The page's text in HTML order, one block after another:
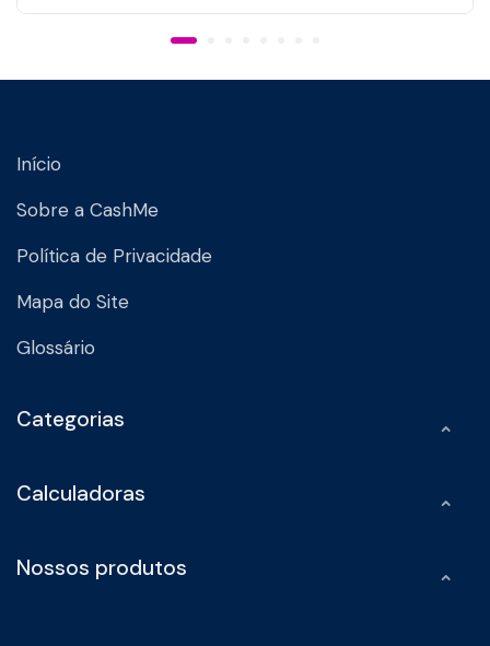
Início
Sobre a CashMe
Política de Privacidade
Mapa do Site
Glossário
Categorias
Calculadoras
Nossos produtos